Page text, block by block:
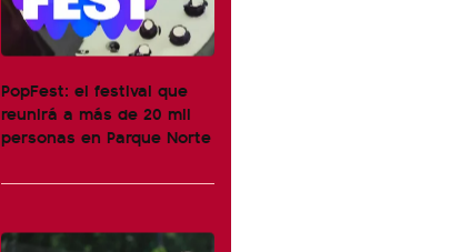
PopFest: el festival que
reunirá a más de 20 mil
personas en Parque Norte